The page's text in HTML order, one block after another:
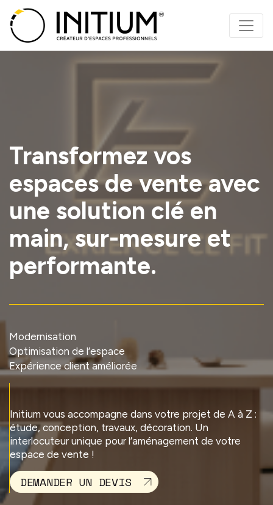
Transformez vos
espaces de vente avec
une solution clé en
main, sur-mesure et
performante.
Modernisation
Optimisation de l’espace
Expérience client améliorée
Initium vous accompagne dans votre projet de A à Z :
étude, conception, travaux, décoration. Un
interlocuteur unique pour l’aménagement de votre
espace de vente !
DEMANDER UN DEVIS
Panneau de gestion des cookies